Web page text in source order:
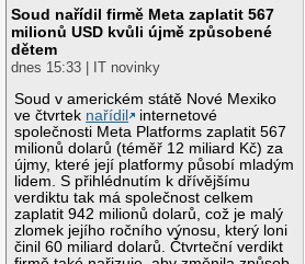
Soud nařídil firmě Meta zaplatit 567
milionů USD kvůli újmě způsobené
dětem
dnes 15:33 | IT novinky
Soud v americkém státě Nové Mexiko
ve čtvrtek nařídil
internetové
společnosti Meta Platforms zaplatit 567
milionů dolarů (téměř 12 miliard Kč) za
újmy, které její platformy působí mladým
lidem. S přihlédnutím k dřívějšímu
verdiktu tak má společnost celkem
zaplatit 942 milionů dolarů, což je malý
zlomek jejího ročního výnosu, který loni
činil 60 miliard dolarů. Čtvrteční verdikt